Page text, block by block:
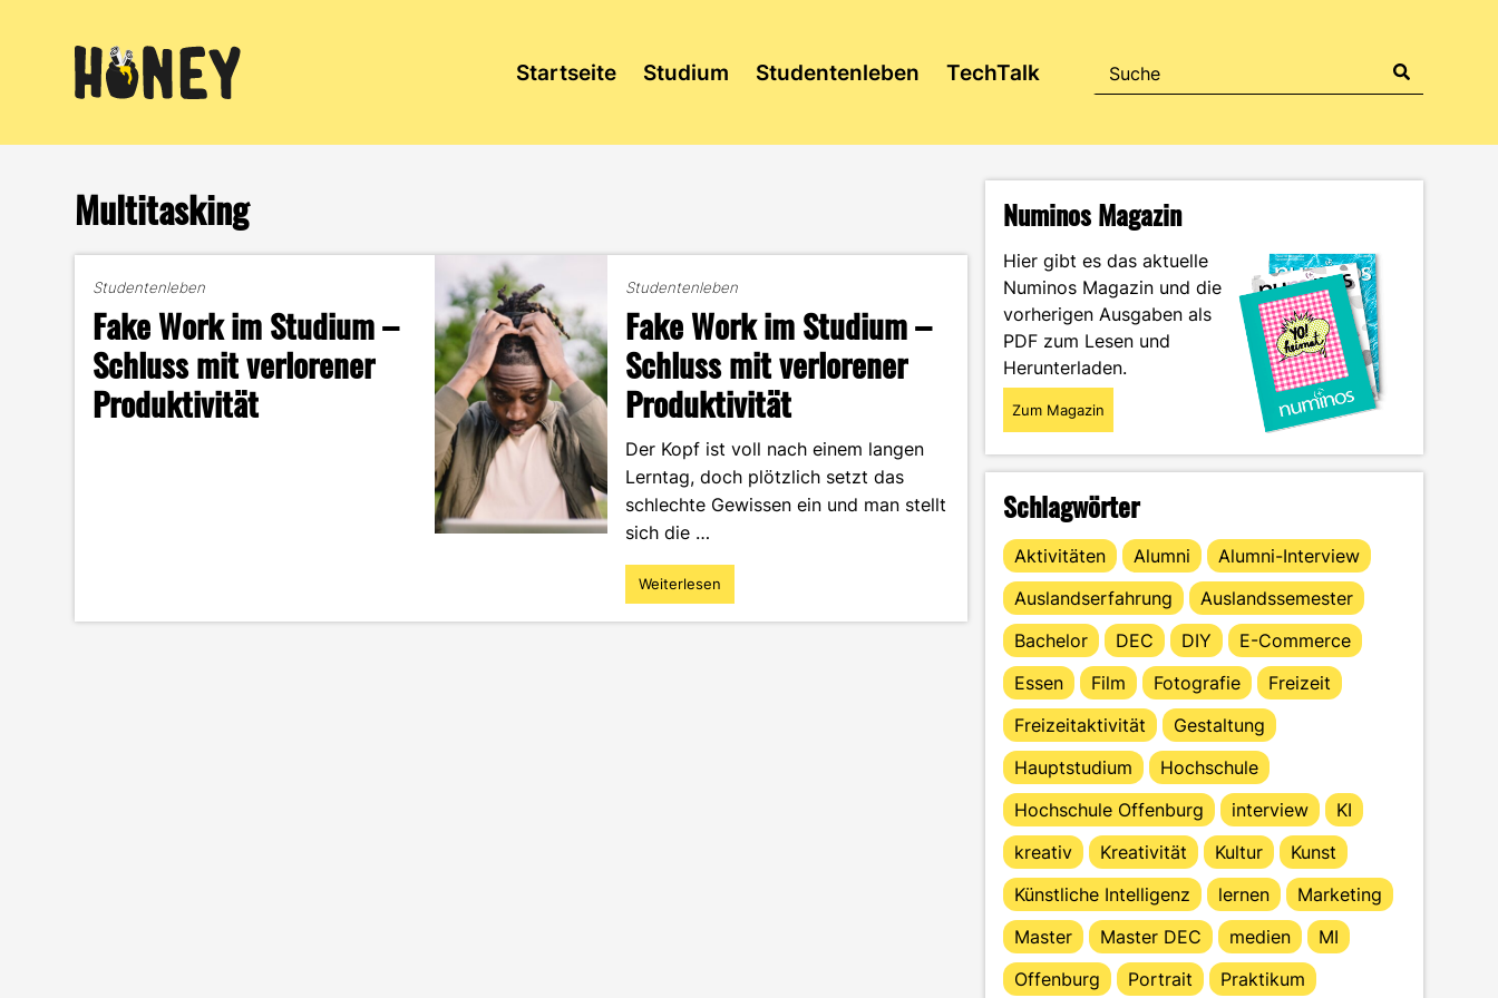
Startseite Studium Studentenleben TechTalk
Multitasking
Studentenleben
Fake Work im Studium –
Schluss mit verlorener
Produktivität
Studentenleben
Fake Work im Studium –
Schluss mit verlorener
Produktivität
Der Kopf ist voll nach einem langen
Lerntag, doch plötzlich setzt das
schlechte Gewissen ein und man stellt
sich die …
"Fake
Work
Weiterlesen
Numinos Magazin
Hier gibt es das aktuelle
Numinos Magazin und die
vorherigen Ausgaben als
PDF zum Lesen und
Herunterladen.
Zum Magazin
Schlagwörter
Aktivitäten Alumni
Alumni-Interview
Auslandserfahrung
Auslandssemester
Bachelor
DEC DIY
E-Commerce
Essen
Film Fotografie
Freizeit
Freizeitaktivität
Gestaltung
Hauptstudium
Hochschule
Hochschule Offenburg
interview
KI
kreativ
Kreativität Kultur
Kunst
Künstliche Intelligenz
lernen
Marketing
Master
Master DEC medien
MI
Offenburg
Portrait
Praktikum